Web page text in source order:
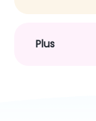
Plus